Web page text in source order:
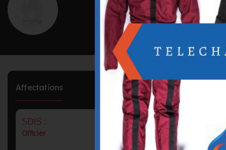
SEVE
Grade : Commandant
Affectations
SDIS :
Officier